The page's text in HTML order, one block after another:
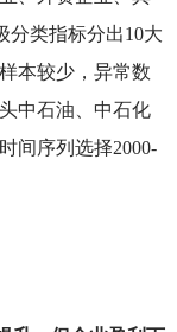
分类指标分出10大
本较少，异常数
中石油、中石化
间序列选择2000-